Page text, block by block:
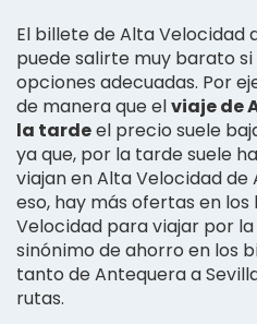
El billete de Alta Velocidad
puede salirte muy barato si
opciones adecuadas. Por
de manera que elviaje de
la tardeel precio suele
ya que, por la tarde suele
viajan en Alta Velocidad de
eso, hay más ofertas en
Velocidad para viajar por
sinónimo de ahorro en los
tanto de Antequera a
rutas.